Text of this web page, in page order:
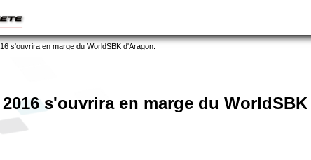
s'ouvrira en marge du WorldSBK d'Aragon.
s'ouvrira en marge du